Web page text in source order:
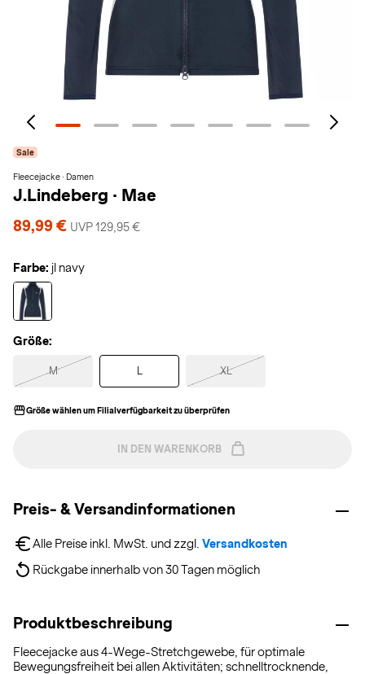
Sale
Fleecejacke · Damen
J.Lindeberg · Mae
89,99 € UVP 129,95 €
Farbe: jl navy
Größe:
M L XL
Größe wählen um Filialverfügbarkeit zu überprüfen
IN DEN WARENKORB
Preis- & Versandinformationen
Alle Preise inkl. MwSt. und zzgl. Versandkosten
Rückgabe innerhalb von 30 Tagen möglich
Produktbeschreibung
Fleecejacke aus 4-Wege-Stretchgewebe, für optimale
Bewegungsfreiheit bei allen Aktivitäten; schnelltrocknende,